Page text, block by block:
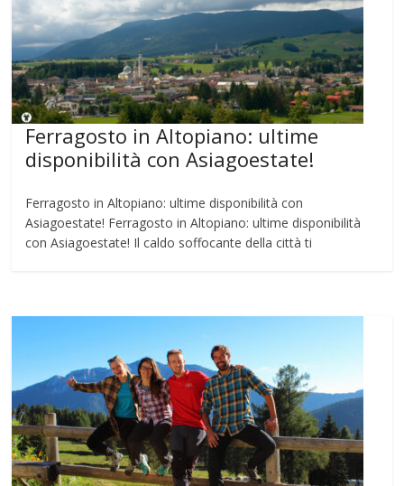
Ferragosto in Altopiano: ultime
disponibilità con Asiagoestate!
Ferragosto in Altopiano: ultime disponibilità con
Asiagoestate! Ferragosto in Altopiano: ultime disponibilità
con Asiagoestate! Il caldo soffocante della città ti